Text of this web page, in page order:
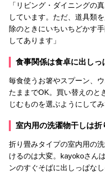
「リビング・ダイニングの
しています。ただ、道具類
除のときにいちいちどかす
してあります」
食事関係は食卓に出しっ
毎食使うお箸やスプーン、
たままでOK。買い替えのと
じむものを選ぶようにしてみ
室内用の洗濯物干しは折
折り畳みタイプの室内用の
けるのは大変。kayokoさん
ンのすぐそばに出しっぱなし